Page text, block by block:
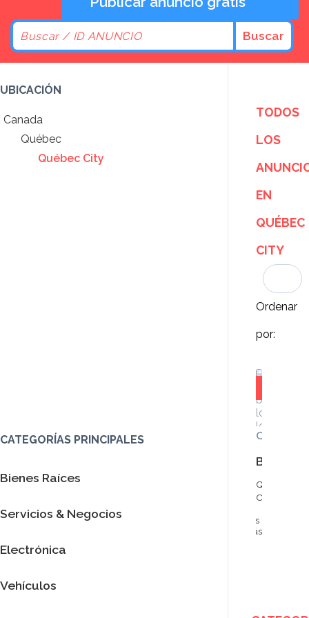
Buscar
TODOS
LOS
EN
QUÉBEC
CITY
Ordenar
por:
Ofertas
Bring
Québec
City
días
atrás
UBICACIÓN
Canada
Québec
Québec City
CATEGORÍAS PRINCIPALES
Bienes Raíces
Servicios & Negocios
Electrónica
Vehículos